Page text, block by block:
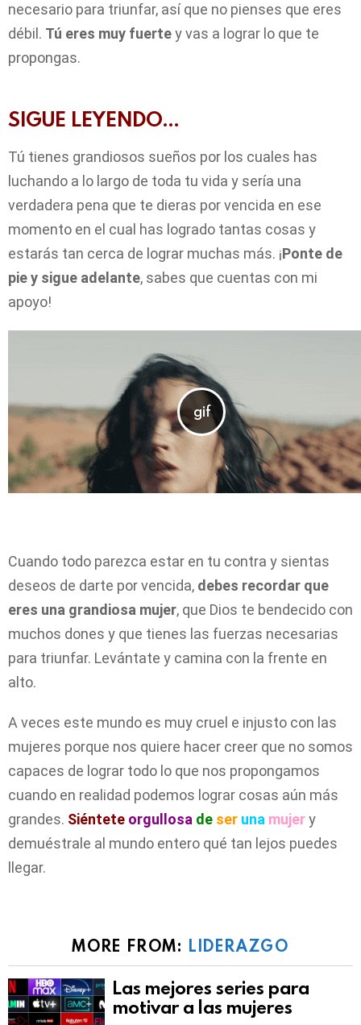
necesario para triunfar, así que no pienses que eres
débil. Tú eres muy fuertey vas a lograr lo que te
propongas.
SIGUE LEYENDO…
Tú tienes grandiosos sueños por los cuales has
luchando a lo largo de toda tu vida y sería una
verdadera pena que te dieras por vencida en ese
momento en el cual has logrado tantas cosas y
estarás tan cerca de lograr muchas más. ¡Ponte de
pie y sigue adelante, sabes que cuentas con mi
apoyo!
Cuando todo parezca estar en tu contra y sientas
deseos de darte por vencida, debes recordar que
eres una grandiosa mujer, que Dios te bendecido con
muchos dones y que tienes las fuerzas necesarias
para triunfar. Levántate y camina con la frente en
alto.
A veces este mundo es muy cruel e injusto con las
mujeres porque nos quiere hacer creer que no somos
capaces de lograr todo lo que nos propongamos
cuando en realidad podemos lograr cosas aún más
grandes. Siéntete orgullosa de ser una mujery
demuéstrale al mundo entero qué tan lejos puedes
llegar.
MORE FROM: LIDERAZGO
Las mejores series para
motivar a las mujeres